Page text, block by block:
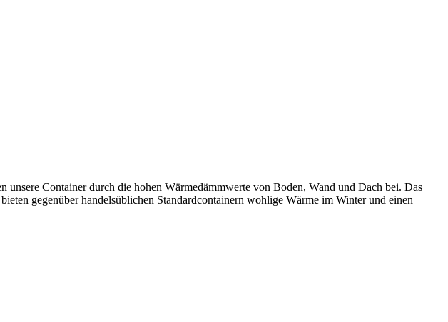
Container durch die hohen Wärmedämmwerte von Boden, Wand und Dach bei. Das
gegenüber handelsüblichen Standardcontainern wohlige Wärme im Winter und einen